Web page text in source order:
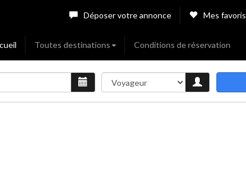
Déposer votre annonce Mes favoris
Toutes destinations Conditions de réservation